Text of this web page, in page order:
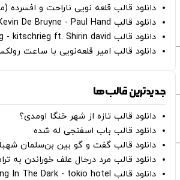
دانلود قالب قلعه نویی ناراحت و افسرده
دانلود قالب Oh Kevin De Bruyne - Paul Hand
دانلود قالب Gut Genug - kitschrieg ft. Shirin david
دانلود قالب امیر قلعه‌نویی با ساعت
جدیدترین قالب‌ها
دانلود قالب تازه از شهر خنگا اومدی؟
دانلود قالب باب اسفنجی له شده
دانلود قالب گفت و گو بین بن‌سلمان
دانلود قالب مرد درحال علف خوراندن به
دانلود قالب Dancing In The Dark - tokio hotel